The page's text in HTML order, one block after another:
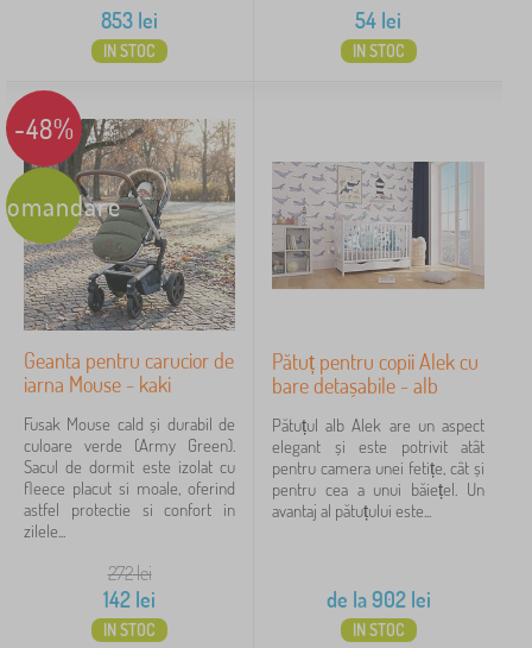
853 lei
IN STOC
54 lei
IN STOC
-48%
Geanta pentru carucior de
iarna Mouse - kaki
Fusak Mouse cald și durabil de
culoare verde (Army Green).
Sacul de dormit este izolat cu
fleece placut si moale, oferind
astfel protectie si confort in
zilele...
272lei
142 lei
IN STOC
Pătuț pentru copii Alek cu
bare detașabile - alb
Pătuțul alb Alek are un aspect
elegant și este potrivit atât
pentru camera unei fetițe, cât și
pentru cea a unui băiețel. Un
avantaj al pătuțului este...
de la902lei
IN STOC